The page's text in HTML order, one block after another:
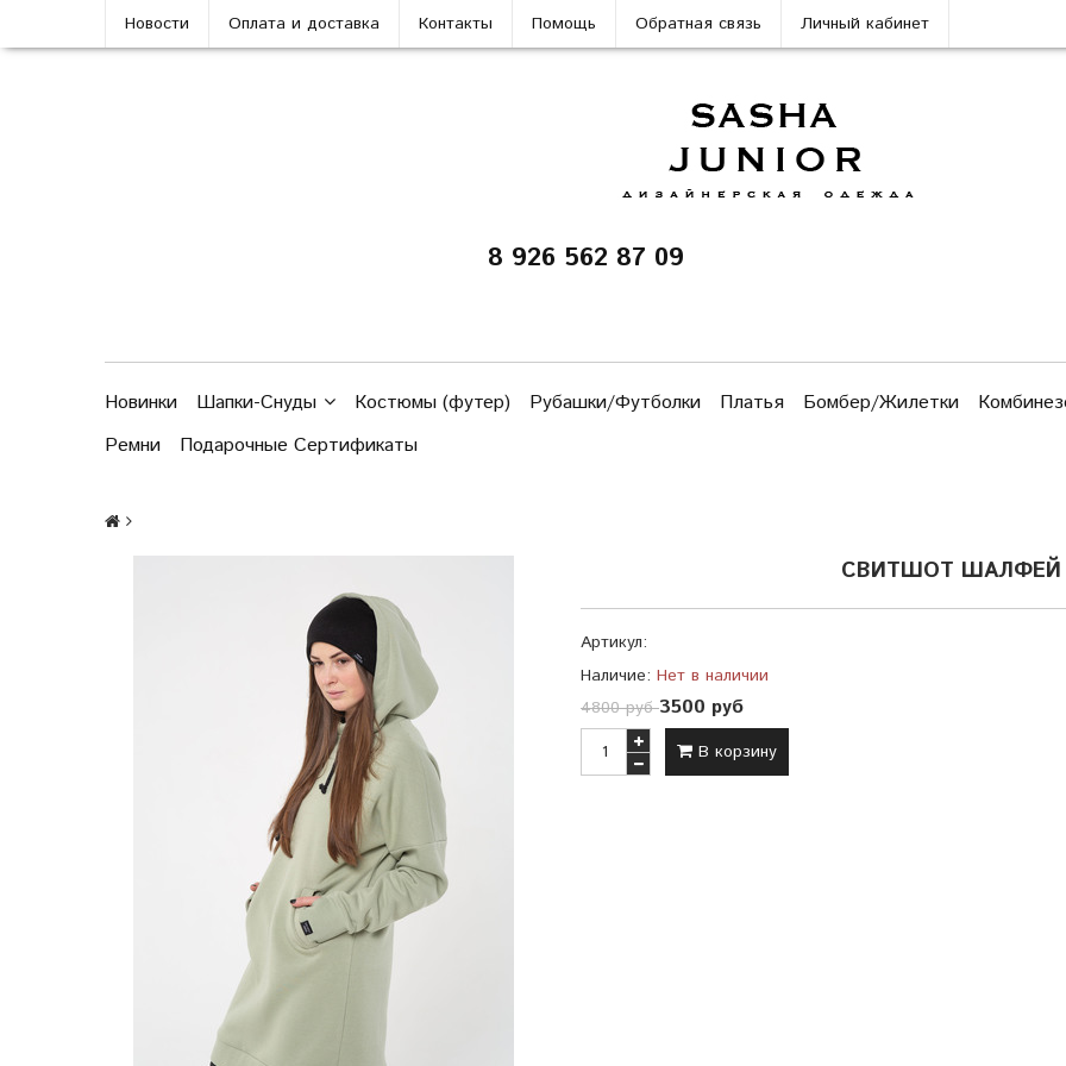
Новости Оплата и доставка Контакты Помощь Обратная связь Личный кабинет
8 926 562 87 09
Новинки Шапки-Снуды Костюмы (футер) Рубашки/Футболки Платья Бомбер/Жилетки
Ремни
Подарочные Сертификаты
СВИТШОТ ШАЛФЕЙ
Артикул:
Наличие: Нет в наличии
4800 руб3500 руб
В корзину